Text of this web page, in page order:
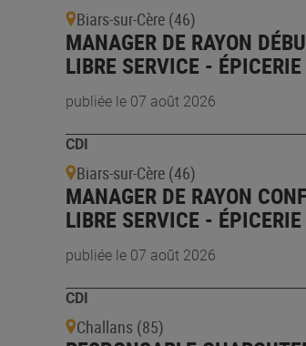
Biars-sur-Cère (46)
MANAGER DE RAYON
LIBRE SERVICE -
publiée le 07 août 2026
CDI
Biars-sur-Cère (46)
MANAGER DE RAYON
LIBRE SERVICE -
publiée le 07 août 2026
CDI
Challans (85)